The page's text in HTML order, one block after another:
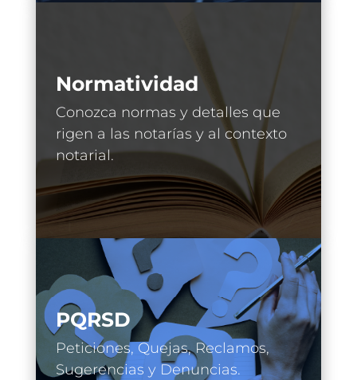
Normatividad
Conozca normas y detalles que
rigen a las notarías y al contexto
notarial.
PQRSD
Peticiones, Quejas, Reclamos,
Sugerencias y Denuncias.